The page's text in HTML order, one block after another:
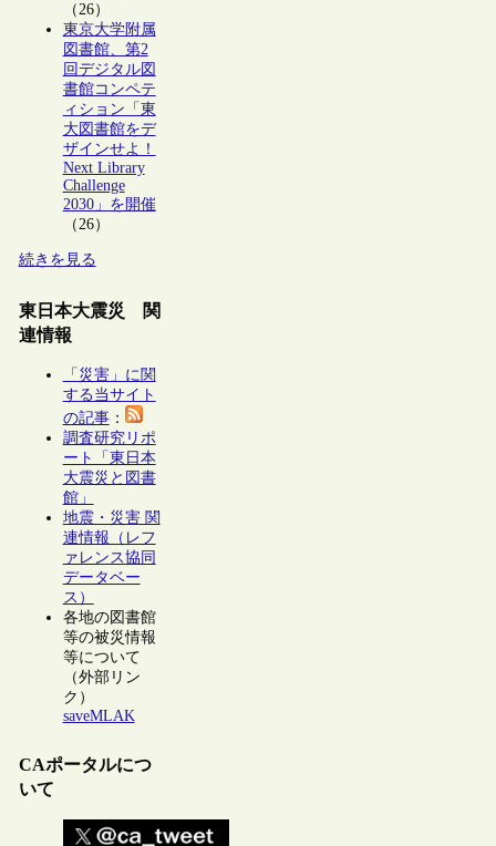
（26）
東京大学附属
図書館、第2
回デジタル図
書館コンペテ
ィション「東
大図書館をデ
ザインせよ！
Next Library
Challenge
2030」を開催
（26）
続きを見る
東日本大震災 関
連情報
「災害」に関
する当サイト
の記事：
調査研究リポ
ート「東日本
大震災と図書
館」
地震・災害 関
連情報（レフ
ァレンス協同
データベー
ス）
各地の図書館
等の被災情報
等について
（外部リン
ク）
saveMLAK
CAポータルにつ
いて